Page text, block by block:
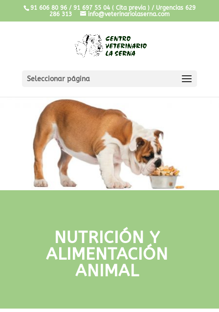
91 606 80 96 / 91 697 55 04 ( Cita previa ) / Urgencias 629
286 313
info@veterinariolaserna.com
Seleccionar página
NUTRICIÓN Y
ALIMENTACIÓN
ANIMAL